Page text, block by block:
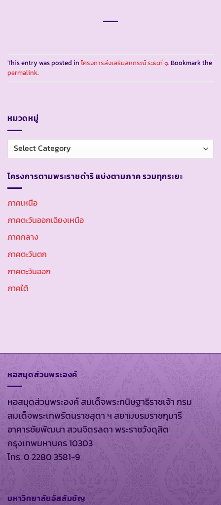
This entry was posted in โครงการส่งเสริมสหกรณ์ ระยะที่ ๑. Bookmark the
permalink.
หมวดหมู่
หมวด
หมู่
โครงการตามพระราชดำริ แบ่งตามภาค รวมทุกระยะ
ภาคเหนือ
ภาคตะวันออกเฉียงเหนือ
ภาคกลาง
ภาคตะวันตก
ภาคตะวันออก
ภาคใต้
หอสมุดส่วนพระองค์
หอสมุดส่วนพระองค์ สมเด็จพระกนิษฐาธิราชเจ้า กรม
สมเด็จพระเทพรัตนราชสุดา ฯ สยามบรมราชกุมารี
อาคารชัยพัฒนา สวนจิตรลดา พระราชวังดุสิต
กรุงเทพมหานคร 10303
โทร. 0 2280 3581-9
มหาวิทยาลัยอัสสัมชัญ